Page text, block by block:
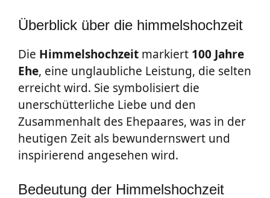
Überblick über die himmelshochzeit
Die Himmelshochzeit markiert 100 Jahre
Ehe, eine unglaubliche Leistung, die selten
erreicht wird. Sie symbolisiert die
unerschütterliche Liebe und den
Zusammenhalt des Ehepaares, was in der
heutigen Zeit als bewundernswert und
inspirierend angesehen wird.
Bedeutung der Himmelshochzeit